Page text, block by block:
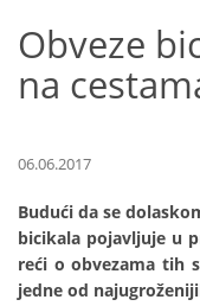
Obveze
na
06.06.2017
Budući da se
bicikala pojavljuje u
reći o obvezama tih
jedne od